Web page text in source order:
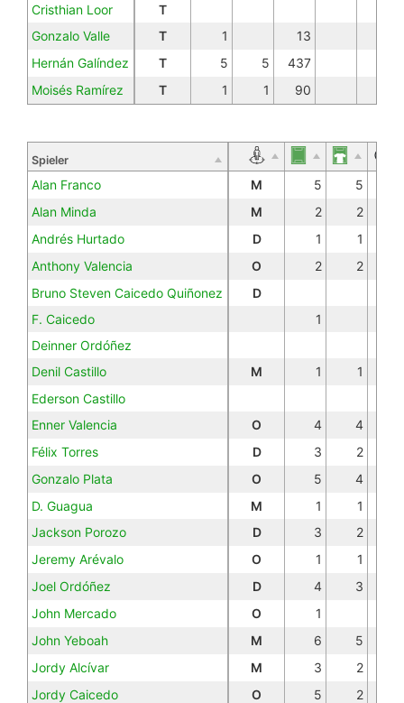
Cristhian Loor
T
Gonzalo Valle
T 1
13
Hernán Galíndez
T 5 5
437
Moisés Ramírez
T 1 1 90
Spieler
Alan Franco M 5 5
Alan Minda
M 2 2
Andrés Hurtado
D 1 1
Anthony Valencia
O 2 2
Bruno Steven Caicedo Quiñonez
D
F. Caicedo
1
Deinner Ordóñez
Denil Castillo
M 1 1
Ederson Castillo
Enner Valencia
O 4 4
Félix Torres
D 3 2
Gonzalo Plata
O 5 4
D. Guagua
M 1 1
Jackson Porozo
D 3 2
Jeremy Arévalo
O 1 1
Joel Ordóñez
D 4 3
John Mercado
O 1
John Yeboah
M 6 5
Jordy Alcívar
M 3 2
Jordy Caicedo
O 5 2